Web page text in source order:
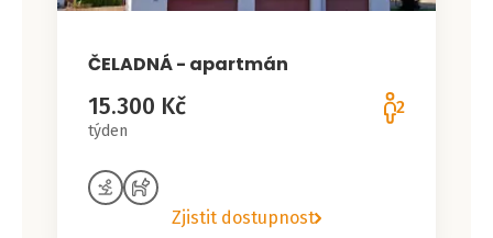
ČELADNÁ - apartmán
15.300 Kč
týden
2
Zjistit dostupnost